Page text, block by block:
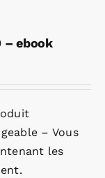
– ebook
– Vous
les